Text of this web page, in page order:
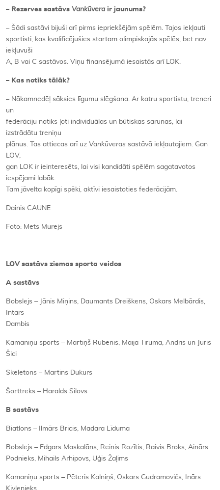
– Rezerves sastāvs Vankūvera ir jaunums?
– Šādi sastāvi bijuši arī pirms iepriekšējām spēlēm. Tajos iekļauti
sportisti, kas kvalificējušies startam olimpiskajās spēlēs, bet nav
iekļuvuši
A, B vai C sastāvos. Viņu finansējumā iesaistās arī LOK.
– Kas notiks tālāk?
– Nākamnedēļ sāksies līgumu slēgšana. Ar katru sportistu, treneri
un
federāciju notiks ļoti individuālas un būtiskas sarunas, lai
izstrādātu treniņu
plānus. Tas attiecas arī uz Vankūveras sastāvā iekļautajiem. Gan
LOV,
gan LOK ir ieinteresēts, lai visi kandidāti spēlēm sagatavotos
iespējami labāk.
Tam jāvelta kopīgi spēki, aktīvi iesaistoties federācijām.
Dainis CAUNE
Foto: Mets Murejs
LOV sastāvs ziemas sporta veidos
A sastāvs
Bobslejs – Jānis Miņins, Daumants Dreiškens, Oskars Melbārdis,
Intars
Dambis
Kamaniņu sports – Mārtiņš Rubenis, Maija Tīruma, Andris un Juris
Šici
Skeletons – Martins Dukurs
Šorttreks – Haralds Silovs
B sastāvs
Biatlons – Ilmārs Bricis, Madara Līduma
Bobslejs – Edgars Maskalāns, Reinis Rozītis, Raivis Broks, Ainārs
Podnieks, Mihails Arhipovs, Uģis Žaļims
Kamaniņu sports – Pēteris Kalniņš, Oskars Gudramovičs, Inārs
Kivlenieks